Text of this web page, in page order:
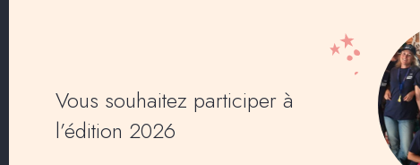
Vous souhaitez participer à
l’édition 2026